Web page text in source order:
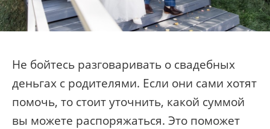
Не бойтесь разговаривать о свадебных
деньгах с родителями. Если они сами хотят
помочь, то стоит уточнить, какой суммой
вы можете распоряжаться. Это поможет